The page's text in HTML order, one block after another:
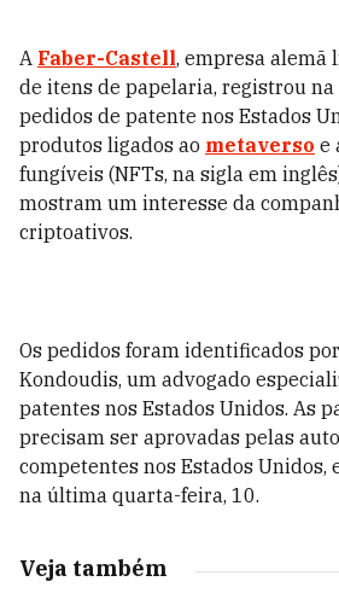
A Faber-Castell, empresa alemã
de itens de papelaria, registrou
pedidos de patente nos Estados
produtos ligados ao metaverso e
fungíveis (NFTs, na sigla em
mostram um interesse da
criptoativos.
Os pedidos foram identificados
Kondoudis, um advogado
patentes nos Estados Unidos. As
precisam ser aprovadas pelas
competentes nos Estados Unidos,
na última quarta-feira, 10.
Veja também